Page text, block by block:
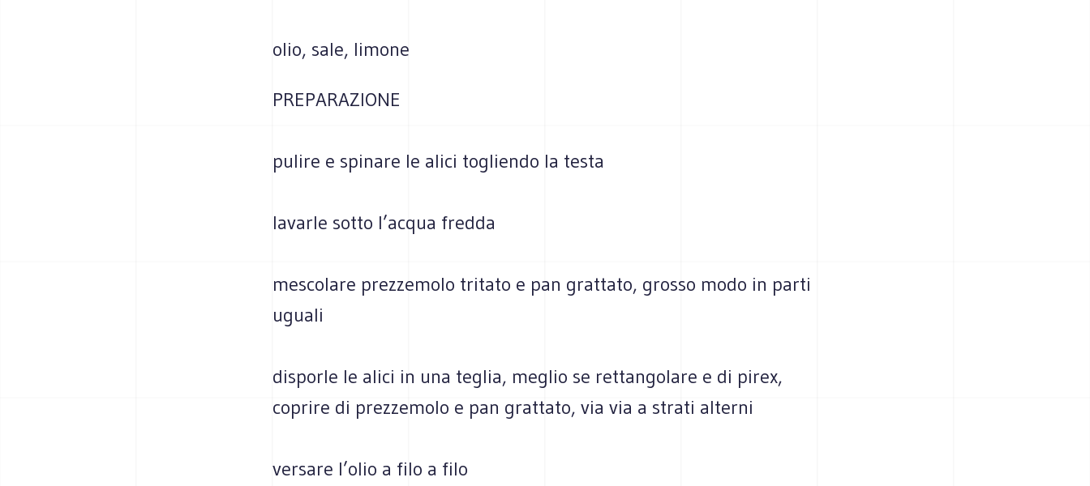
olio, sale, limone
PREPARAZIONE
pulire e spinare le alici togliendo la testa
lavarle sotto l’acqua fredda
mescolare prezzemolo tritato e pan grattato, grosso modo in parti
uguali
disporle le alici in una teglia, meglio se rettangolare e di pirex,
coprire di prezzemolo e pan grattato, via via a strati alterni
versare l’olio a filo a filo